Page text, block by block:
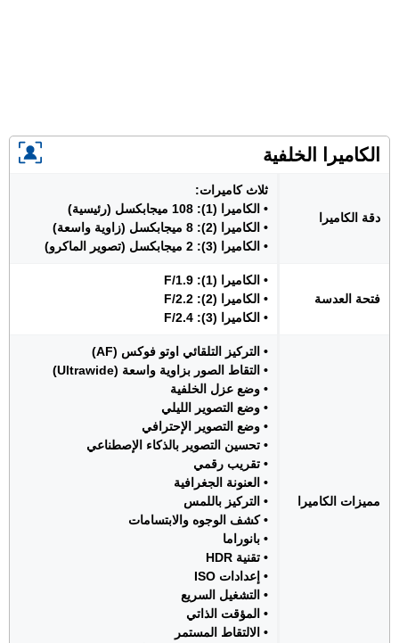
الكاميرا الخلفية
دقة الكاميرا
ثلاث كاميرات:
• الكاميرا (1): 108 ميجابكسل (رئيسية)
• الكاميرا (2): 8 ميجابكسل (زاوية واسعة)
• الكاميرا (3): 2 ميجابكسل (تصوير الماكرو)
فتحة العدسة
• الكاميرا (1): F/1.9
• الكاميرا (2): F/2.2
• الكاميرا (3): F/2.4
مميزات الكاميرا
• التركيز التلقائي اوتو فوكس (AF)
• التقاط الصور بزاوية واسعة (Ultrawide)
• وضع عزل الخلفية
• وضع التصوير الليلي
• وضع التصوير الإحترافي
• تحسين التصوير بالذكاء الإصطناعي
• تقريب رقمي
• العنونة الجغرافية
• التركيز باللمس
• كشف الوجوه والابتسامات
• بانوراما
• تقنية HDR
• إعدادات ISO
• التشغيل السريع
• المؤقت الذاتي
• الالتقاط المستمر